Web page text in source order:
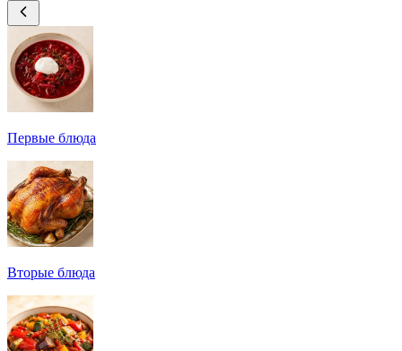
Первые блюда
Вторые блюда